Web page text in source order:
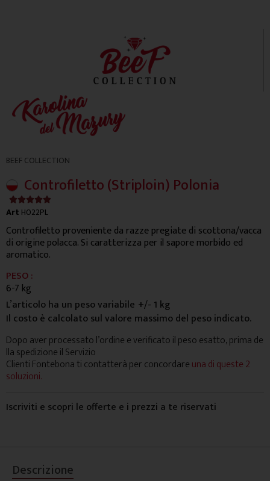
BEEF COLLECTION
Controfiletto (Striploin) Polonia

Art H022PL
Controfiletto proveniente da razze pregiate di scottona/vacca
di origine polacca. Si caratterizza per il sapore morbido ed
aromatico.
PESO :
6-7 kg
L’articolo ha un peso variabile +/- 1 kg
Il costo è calcolato sul valore massimo del peso indicato.
Dopo aver processato l’ordine e verificato il peso esatto, prima de
lla spedizione il Servizio
Clienti Fontebona ti contatterà per concordareuna di queste 2
soluzioni.
Iscriviti e scopri le offerte e i prezzi a te riservati
Descrizione